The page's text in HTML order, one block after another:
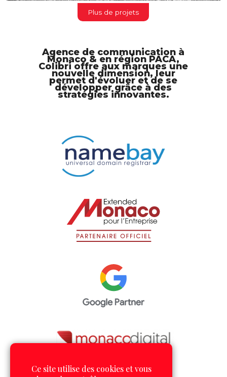
Plus de projets
Agence de communication à
Monaco & en région PACA,
Colibri offre aux marques une
nouvelle dimension, leur
permet d'évoluer et de se
développer grâce à des
stratégies innovantes.
Ce site utilise des cookies et vous